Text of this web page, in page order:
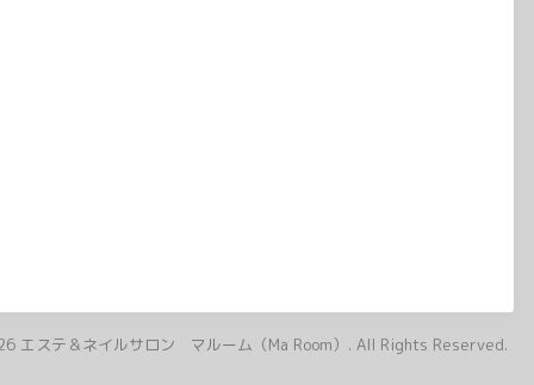
エステ＆ネイルサロン マルーム（Ma Room） . All Rights Reserved.